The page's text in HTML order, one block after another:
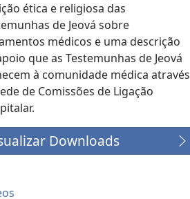
ética e religiosa das
de Jeová sobre
médicos e uma descrição
que as Testemunhas de Jeová
à comunidade médica através
de Comissões de Ligação
Downloads